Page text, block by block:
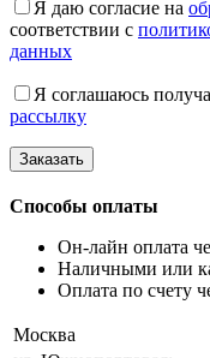
Я даю согласие на
соответствии с
данных
Я соглашаюсь
рассылку
Способы оплаты
Он-лайн оплата
Наличными или
Оплата по счету
Москва